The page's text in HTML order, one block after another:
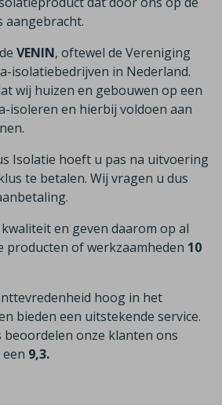
aangebracht.
VENIN, oftewel de Vereniging
isolatiebedrijven in Nederland.
wij huizen en gebouwen op een
isoleren en hierbij voldoen aan
Isolatie hoeft u pas na uitvoering
te betalen. Wij vragen u dus
en geven daarom op al
producten of werkzaamheden 10
hoog in het
bieden een uitstekende service.
onze klanten ons
9,3.